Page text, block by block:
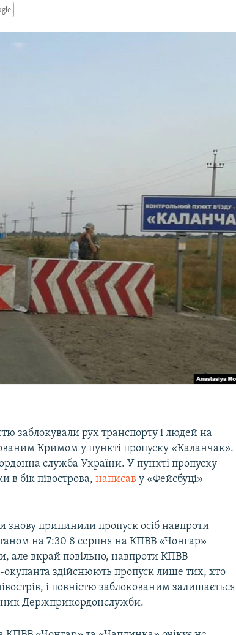
заблокували рух транспорту і людей на
Кримом у пункті пропуску «Каланчак».
служба України. У пункті пропуску
в бік півострова,написав у «Фейсбуці»
знову припинили пропуск осіб навпроти
на 7:30 8 серпня на КПВВ «Чонгар»
але вкрай повільно, навпроти КПВВ
здійснюють пропуск лише тих, хто
і повністю заблокованим залишається
Держприкордонслужби.